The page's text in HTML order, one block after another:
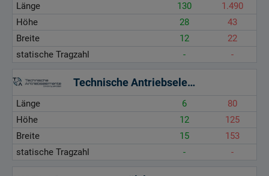
Länge 130
1.490
Höhe
28
43
Breite
12
22
statische Tragzahl
- -
Technische Antriebselemente GmbH
Länge 6
80
Höhe
12
125
Breite
15
153
statische Tragzahl
- -